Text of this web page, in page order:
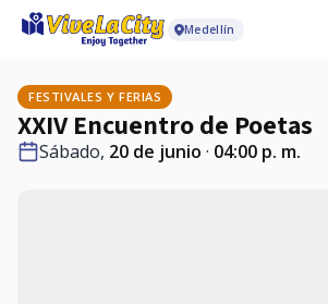
Medellín
FESTIVALES Y FERIAS
XXIV Encuentro de Poetas
Sábado, 20 de junio · 04:00 p. m.